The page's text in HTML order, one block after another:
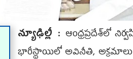
న్యూఢిల్లీ : ఆంధ్రప్రదేశ్‌లో
భారీస్థాయిలో అవినీతి,